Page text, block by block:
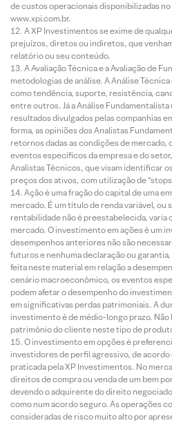
de custos operacionais disponibilizadas
www.xpi.com.br.
A XP Investimentos se exime de
prejuízos, diretos ou indiretos, que
relatório ou seu conteúdo.
A Avaliação Técnica e a Avaliação de
metodologias de análise. A Análise
como tendência, suporte, resistência,
entre outros. Já a Análise
resultados divulgados pelas companhias
forma, as opiniões dos Analistas
retornos dadas as condições de mercado,
eventos específicos da empresa e do
Analistas Técnicos, que visam identificar
preços dos ativos, com utilização de
Ação é uma fração do capital de uma
mercado. É um título de renda variável, ou
rentabilidade não é preestabelecida, varia
mercado. O investimento em ações é um
desempenhos anteriores não são
futuros e nenhuma declaração ou
feita neste material em relação a
cenário macroeconômico, os eventos
podem afetar o desempenho do
em significativas perdas patrimoniais. A
investimento é de médio-longo prazo. Não
patrimônio do cliente neste tipo de
O investimento em opções é
investidores de perfil agressivo, de
praticada pela XP Investimentos. No
direitos de compra ou venda de um bem
devendo o adquirente do direito
como num acordo seguro. As operações
consideradas de risco muito alto por